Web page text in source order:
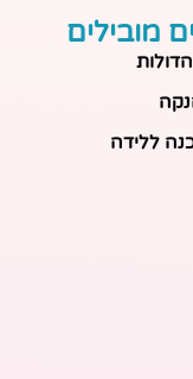
מובילים
ללידה